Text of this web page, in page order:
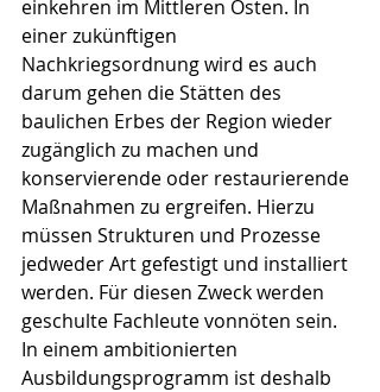
einkehren im Mittleren Osten. In
einer zukünftigen
Nachkriegsordnung wird es auch
darum gehen die Stätten des
baulichen Erbes der Region wieder
zugänglich zu machen und
konservierende oder restaurierende
Maßnahmen zu ergreifen. Hierzu
müssen Strukturen und Prozesse
jedweder Art gefestigt und installiert
werden. Für diesen Zweck werden
geschulte Fachleute vonnöten sein.
In einem ambitionierten
Ausbildungsprogramm ist deshalb